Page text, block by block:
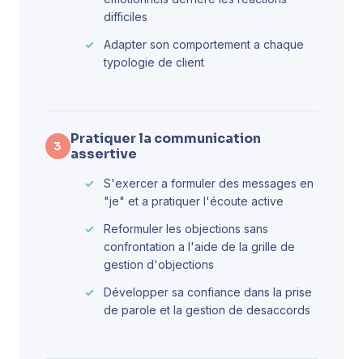
difficiles
Adapter son comportement a chaque
typologie de client
3
Pratiquer la communication
assertive
S'exercer a formuler des messages en
"je" et a pratiquer l'écoute active
Reformuler les objections sans
confrontation a l'aide de la grille de
gestion d'objections
Développer sa confiance dans la prise
de parole et la gestion de desaccords